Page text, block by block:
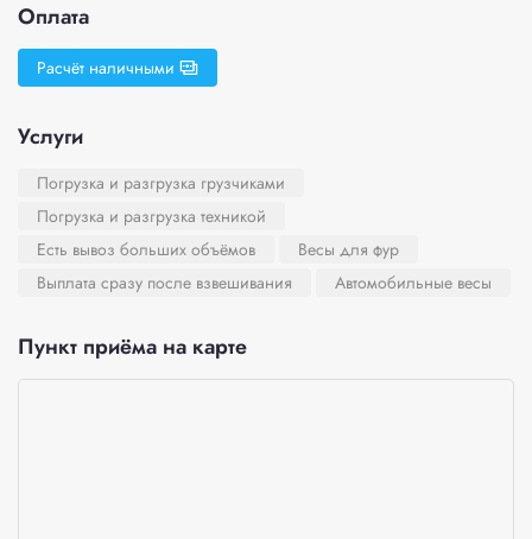
Оплата
Расчёт наличными
Услуги
Погрузка и разгрузка грузчиками
Погрузка и разгрузка техникой
Есть вывоз больших объёмов
Весы для фур
Выплата сразу после взвешивания
Автомобильные весы
Пункт приёма на карте